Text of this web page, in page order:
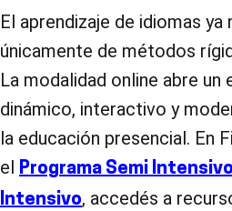
El aprendizaje de idiomas ya
únicamente de métodos
La modalidad online abre
dinámico, interactivo y
la educación presencial. En
el Programa Semi Intensivo
Intensivo, accedés a